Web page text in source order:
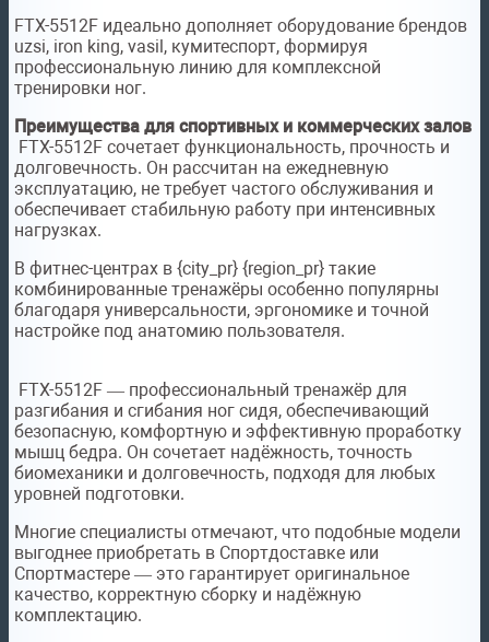
FTX-5512F идеально дополняет оборудование брендов
uzsi, iron king, vasil, кумитеспорт, формируя
профессиональную линию для комплексной
тренировки ног.
Преимущества для спортивных и коммерческих залов
FTX-5512F сочетает функциональность, прочность и
долговечность. Он рассчитан на ежедневную
эксплуатацию, не требует частого обслуживания и
обеспечивает стабильную работу при интенсивных
нагрузках.
В фитнес-центрах в {city_pr} {region_pr} такие
комбинированные тренажёры особенно популярны
благодаря универсальности, эргономике и точной
настройке под анатомию пользователя.
FTX-5512F — профессиональный тренажёр для
разгибания и сгибания ног сидя, обеспечивающий
безопасную, комфортную и эффективную проработку
мышц бедра. Он сочетает надёжность, точность
биомеханики и долговечность, подходя для любых
уровней подготовки.
Многие специалисты отмечают, что подобные модели
выгоднее приобретать в Спортдоставке или
Спортмастере — это гарантирует оригинальное
качество, корректную сборку и надёжную
комплектацию.